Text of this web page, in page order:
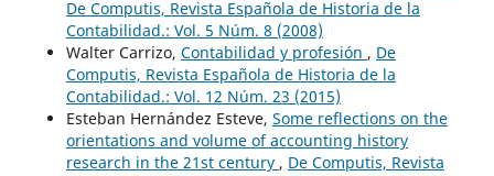
De Computis, Revista Española de Historia de la
Contabilidad.: Vol. 5 Núm. 8 (2008)
Walter Carrizo, Contabilidad y profesión , De
Computis, Revista Española de Historia de la
Contabilidad.: Vol. 12 Núm. 23 (2015)
Esteban Hernández Esteve, Some reflections on the
orientations and volume of accounting history
research in the 21st century , De Computis, Revista